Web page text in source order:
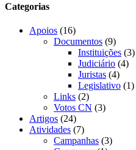
Categorias
Apoios (16)
Documentos (9)
Instituições (3)
Judiciário (4)
Juristas (4)
Legislativo (1)
Links (2)
Votos CN (3)
Artigos (24)
Atividades (7)
Campanhas (3)